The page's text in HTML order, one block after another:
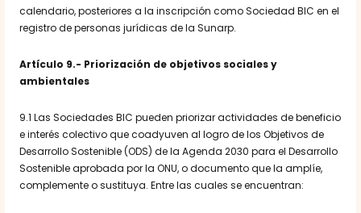
calendario, posteriores a la inscripción como Sociedad BIC en el
registro de personas jurídicas de la Sunarp.
Artículo 9.- Priorización de objetivos sociales y
ambientales
9.1 Las Sociedades BIC pueden priorizar actividades de beneficio
e interés colectivo que coadyuven al logro de los Objetivos de
Desarrollo Sostenible (ODS) de la Agenda 2030 para el Desarrollo
Sostenible aprobada por la ONU, o documento que la amplíe,
complemente o sustituya. Entre las cuales se encuentran: